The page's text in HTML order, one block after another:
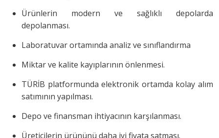
Ürünlerin modern ve sağlıklı depolarda
depolanması.
Laboratuvar ortamında analiz ve sınıflandırma
Miktar ve kalite kayıplarının önlenmesi.
TÜRİB platformunda elektronik ortamda kolay alım
satımının yapılması.
Depo ve finansman ihtiyacının karşılanması.
Üreticilerin ürününü daha iyi fiyata satması.